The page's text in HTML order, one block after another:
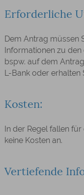
Erforderliche
Dem Antrag müssen
Informationen zu
bspw. auf dem
L-Bank oder erhalten
Kosten:
In der Regel fallen
keine Kosten an.
Vertiefende